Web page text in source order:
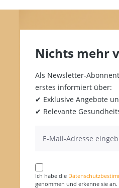
Nichts mehr
Als Newsletter-
erstes informiert über:
✔ Exklusive Angebote
✔ Relevante
Ich habe die
genommen und erkenne sie an.